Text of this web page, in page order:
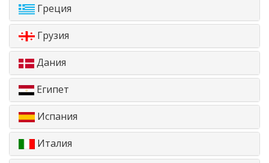
Греция
Грузия
Дания
Египет
Испания
Италия